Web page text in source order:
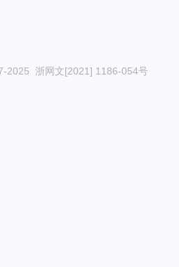
2025 浙网文[2021] 1186-054号